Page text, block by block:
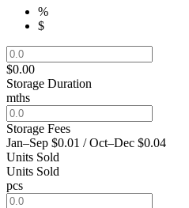
%
$
$0.00
Storage Duration
mths
Storage Fees
Jan–Sep $0.01 /Oct–Dec $0.04
Units Sold
Units Sold
pcs